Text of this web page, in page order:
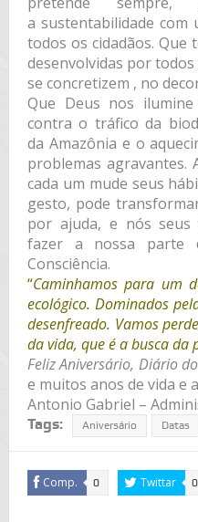
a sustentabilidade com
todos os cidadãos. Que
desenvolvidas por
se concretizem , no
Que Deus nos
contra o tráfico da
da Amazônia e o
problemas agravantes.
cada um mude seus
gesto, pode
por ajuda, e nós seus
fazer a nossa parte
Consciência.
“Caminhamos para um
ecológico. Dominados
desenfreado. Vamos
da vida, que é a busca da
Feliz Aniversário, Diário
e muitos anos de vida e
Antonio Gabriel –
Tags: Aniversário Datas
Comp. 0 Twittar 0